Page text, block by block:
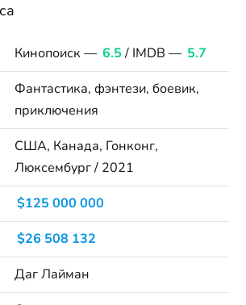
Кинопоиск — 6.5 / IMDB — 5.7
Фантастика, фэнтези, боевик,
приключения
США, Канада, Гонконг,
Люксембург / 2021
$125 000 000
$26 508 132
Даг Лайман